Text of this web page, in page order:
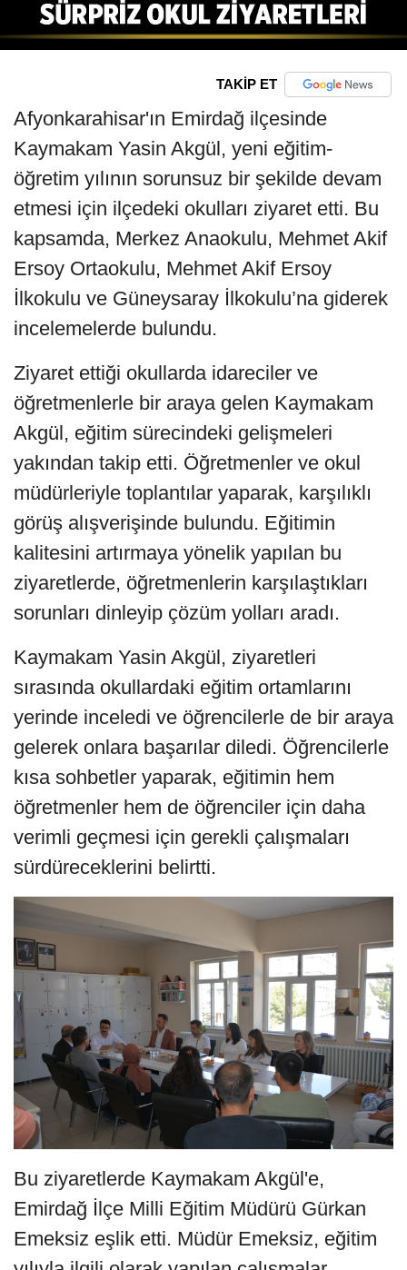
TAKİP ET
Afyonkarahisar'ın Emirdağ ilçesinde
Kaymakam Yasin Akgül, yeni eğitim-
öğretim yılının sorunsuz bir şekilde devam
etmesi için ilçedeki okulları ziyaret etti. Bu
kapsamda, Merkez Anaokulu, Mehmet Akif
Ersoy Ortaokulu, Mehmet Akif Ersoy
İlkokulu ve Güneysaray İlkokulu’na giderek
incelemelerde bulundu.
Ziyaret ettiği okullarda idareciler ve
öğretmenlerle bir araya gelen Kaymakam
Akgül, eğitim sürecindeki gelişmeleri
yakından takip etti. Öğretmenler ve okul
müdürleriyle toplantılar yaparak, karşılıklı
görüş alışverişinde bulundu. Eğitimin
kalitesini artırmaya yönelik yapılan bu
ziyaretlerde, öğretmenlerin karşılaştıkları
sorunları dinleyip çözüm yolları aradı.
Kaymakam Yasin Akgül, ziyaretleri
sırasında okullardaki eğitim ortamlarını
yerinde inceledi ve öğrencilerle de bir araya
gelerek onlara başarılar diledi. Öğrencilerle
kısa sohbetler yaparak, eğitimin hem
öğretmenler hem de öğrenciler için daha
verimli geçmesi için gerekli çalışmaları
sürdüreceklerini belirtti.
Bu ziyaretlerde Kaymakam Akgül'e,
Emirdağ İlçe Milli Eğitim Müdürü Gürkan
Emeksiz eşlik etti. Müdür Emeksiz, eğitim